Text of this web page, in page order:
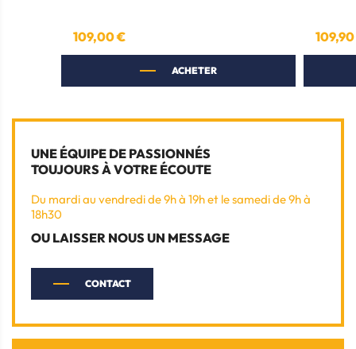
Prix
109,00 €
ACHETER
Prix
UNE ÉQUIPE DE PASSIONNÉS
TOUJOURS À VOTRE ÉCOUTE
Du mardi au vendredi de 9h à 19h et le samedi de 9h à
18h30
OU LAISSER NOUS UN MESSAGE
CONTACT